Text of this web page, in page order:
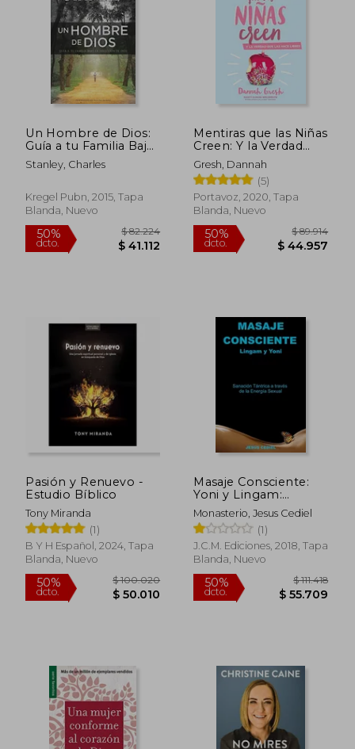
50% 10%
dcto.
50%
dcto.
50%
dcto. $
Un Hombre de Dios:
Guía a tu Familia Bajo
la Dirección de Dios
Stanley, Charles
Kregel Pubn, 2015, Tapa
Blanda, Nuevo
Mentiras que las Niñas
Creen: Y la Verdad
que las Hace Libres
Gresh, Dannah
(5)
Portavoz, 2020, Tapa
Blanda, Nuevo
Pasión y Renuevo -
Estudio Bíblico
Tony Miranda
(1)
B Y H Español, 2024, Tapa
Blanda, Nuevo
Masaje Consciente:
Yoni y Lingam:
Sanación Tántrica a
Través de la Energía
Sexual (Lingam y
Yoni)
Monasterio, Jesus Cediel
(1)
J.C.M. Ediciones, 2018, Tapa
Blanda, Nuevo